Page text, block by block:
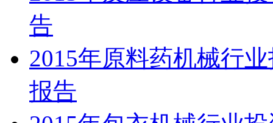
告
2015年原料药机械行
报告